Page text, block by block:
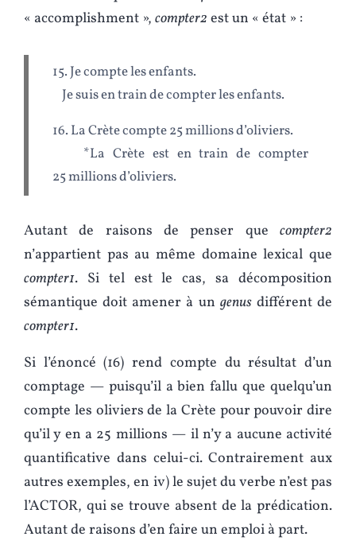
« accomplishment », compter2 est un « état » :
15. Je compte les enfants.
Je suis en train de compter les enfants.
16. La Crète compte 25 millions d’oliviers.
*La Crète est en train de compter
25 millions d’oliviers.
Autant de raisons de penser que compter2
n’appartient pas au même domaine lexical que
compter1. Si tel est le cas, sa décomposition
sémantique doit amener à un genusdifférent de
compter1.
Si l’énoncé (16) rend compte du résultat d’un
comptage — puisqu’il a bien fallu que quelqu’un
compte les oliviers de la Crète pour pouvoir dire
qu’il y en a 25 millions — il n’y a aucune activité
quantificative dans celui-ci. Contrairement aux
autres exemples, en iv) le sujet du verbe n’est pas
l’ACTOR, qui se trouve absent de la prédication.
Autant de raisons d’en faire un emploi à part.